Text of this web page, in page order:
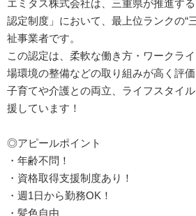
エミタス株式会社は、三重県が推進す
認定制度」において、最上位ランクの“
祉事業者です。
この認定は、柔軟な働き方・ワークラ
場環境の整備などの取り組みが高く評価
子育てや介護との両立、ライフスタイ
援しています！
◎アピールポイント
・年齢不問！
・資格取得支援制度あり！
・週1日から勤務OK！
・髪色自由